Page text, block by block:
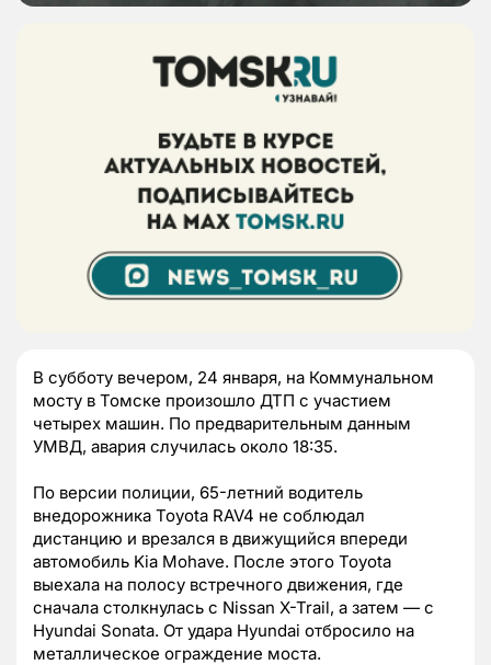
В субботу вечером, 24 января, на Коммунальном
мосту в Томске произошло ДТП с участием
четырех машин. По предварительным данным
УМВД, авария случилась около 18:35.
По версии полиции, 65-летний водитель
внедорожника Toyota RAV4 не соблюдал
дистанцию и врезался в движущийся впереди
автомобиль Kia Mohave. После этого Toyota
выехала на полосу встречного движения, где
сначала столкнулась с Nissan X-Trail, а затем — с
Hyundai Sonata. От удара Hyundai отбросило на
металлическое ограждение моста.